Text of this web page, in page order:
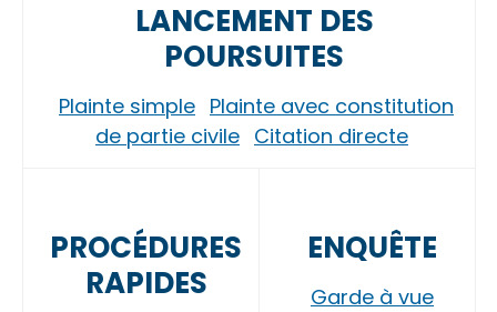
LANCEMENT DES
POURSUITES
Plainte simple Plainte avec constitution
de partie civile Citation directe
PROCÉDURES
RAPIDES
ENQUÊTE
Garde à vue